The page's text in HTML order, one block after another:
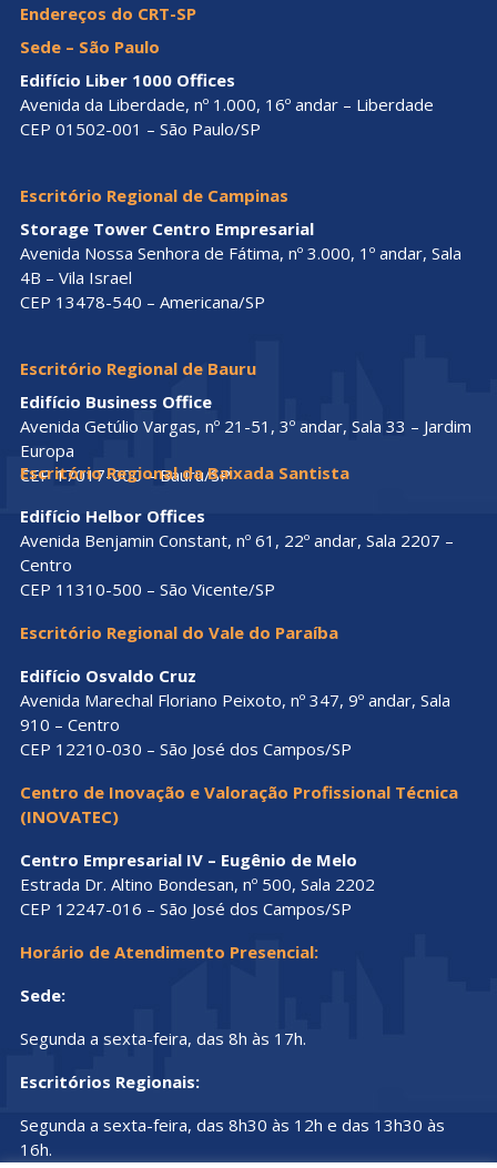
Endereços do CRT-SP
Sede – São Paulo
Edifício Liber 1000 Offices
Avenida da Liberdade, nº 1.000, 16º andar – Liberdade
CEP 01502-001 – São Paulo/SP
Escritório Regional de Campinas
Storage Tower Centro Empresarial
Avenida Nossa Senhora de Fátima, nº 3.000, 1º andar, Sala
4B – Vila Israel
CEP 13478-540 – Americana/SP
Escritório Regional de Bauru
Edifício Business Office
Avenida Getúlio Vargas, nº 21-51, 3º andar, Sala 33 – Jardim
Europa
CEP 17017-000 – Bauru/SP
Escritório Regional da Baixada Santista
Edifício Helbor Offices
Avenida Benjamin Constant, nº 61, 22º andar, Sala 2207 –
Centro
CEP 11310-500 – São Vicente/SP
Escritório Regional do Vale do Paraíba
Edifício Osvaldo Cruz
Avenida Marechal Floriano Peixoto, nº 347, 9º andar, Sala
910 – Centro
CEP 12210-030 – São José dos Campos/SP
Centro de Inovação e Valoração Profissional Técnica
(INOVATEC)
Centro Empresarial IV – Eugênio de Melo
Estrada Dr. Altino Bondesan, nº 500, Sala 2202
CEP 12247-016 – São José dos Campos/SP
Horário de Atendimento Presencial:
Sede:
Segunda a sexta-feira, das 8h às 17h.
Escritórios Regionais:
Segunda a sexta-feira, das 8h30 às 12h e das 13h30 às
16h.